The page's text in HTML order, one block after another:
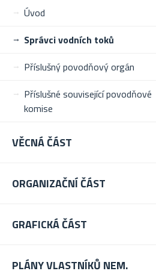
Úvod
Správci vodních toků
Příslušný povodňový orgán
Příslušné související povodňové
komise
VĚCNÁ ČÁST
ORGANIZAČNÍ ČÁST
GRAFICKÁ ČÁST
PLÁNY VLASTNÍKŮ NEM.